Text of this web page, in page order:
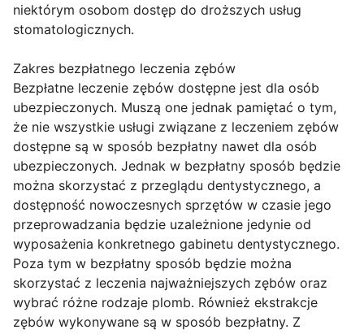
niektórym osobom dostęp do droższych usług
stomatologicznych.
Zakres bezpłatnego leczenia zębów
Bezpłatne leczenie zębów dostępne jest dla osób
ubezpieczonych. Muszą one jednak pamiętać o tym,
że nie wszystkie usługi związane z leczeniem zębów
dostępne są w sposób bezpłatny nawet dla osób
ubezpieczonych. Jednak w bezpłatny sposób będzie
można skorzystać z przeglądu dentystycznego, a
dostępność nowoczesnych sprzętów w czasie jego
przeprowadzania będzie uzależnione jedynie od
wyposażenia konkretnego gabinetu dentystycznego.
Poza tym w bezpłatny sposób będzie można
skorzystać z leczenia najważniejszych zębów oraz
wybrać różne rodzaje plomb. Również ekstrakcje
zębów wykonywane są w sposób bezpłatny. Z